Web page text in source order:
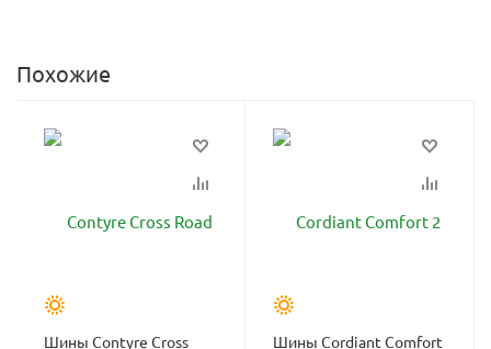
Похожие
Шины Contyre Cross
Шины Cordiant Comfort